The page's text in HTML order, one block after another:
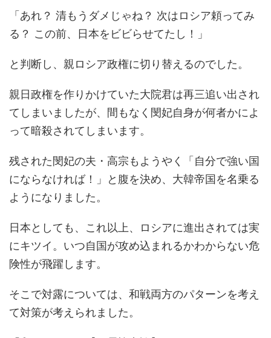
「あれ？ 清もうダメじゃね？ 次はロシア頼ってみ
る？ この前、日本をビビらせてたし！」
と判断し、親ロシア政権に切り替えるのでした。
親日政権を作りかけていた大院君は再三追い出され
てしまいましたが、間もなく閔妃自身が何者かによ
って暗殺されてしまいます。
残された閔妃の夫・高宗もようやく「自分で強い国
にならなければ！」と腹を決め、大韓帝国を名乗る
ようになりました。
日本としても、これ以上、ロシアに進出されては実
にキツイ。いつ自国が攻め込まれるかわからない危
険性が飛躍します。
そこで対露については、和戦両方のパターンを考え
て対策が考えられました。